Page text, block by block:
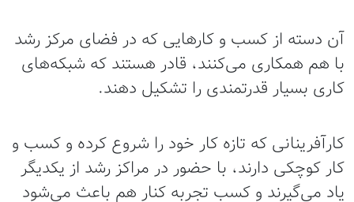
آن دسته از کسب و کارهایی که در فضای مرکز رشد
با هم همکاری می‌کنند، قادر هستند که شبکه‌های
کاری بسیار قدرتمندی را تشکیل دهند.
کارآفرینانی که تازه کار خود را شروع کرده و کسب و
کار کوچکی دارند، با حضور در مراکز رشد از یکدیگر
یاد می‌گیرند و کسب تجربه کنار هم باعث می‌شود